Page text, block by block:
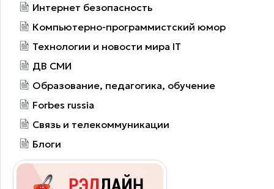
Интернет безопасность
Компьютерно-программистский юмор
Технологии и новости мира IT
ДВ СМИ
Образование, педагогика, обучение
Forbes russia
Связь и телекоммуникации
Блоги